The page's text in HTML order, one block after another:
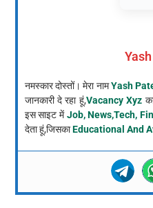
नमस्कार दोस्तों। मेरा नामYash
जानकारी दे रहा हूं,Vacancy Xyz
इस साइट मेंJob, News,Tech,
देता हूं,जिसकाEducational And